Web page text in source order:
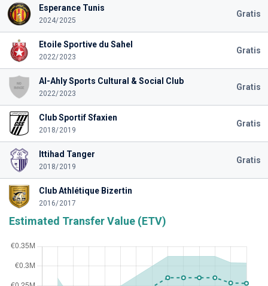
Esperance Tunis
2024/2025
Gratis
Etoile Sportive du Sahel
2022/2023
Gratis
Al-Ahly Sports Cultural & Social Club
2022/2023
Gratis
Club Sportif Sfaxien
2018/2019
Gratis
Ittihad Tanger
2018/2019
Gratis
Club Athlétique Bizertin
2016/2017
Estimated Transfer Value (ETV)